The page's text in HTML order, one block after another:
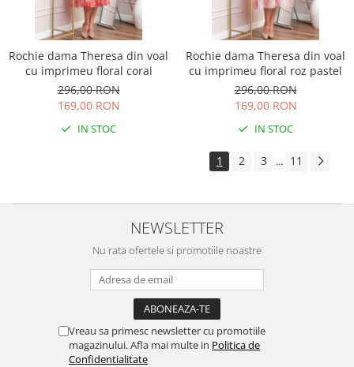
Rochie dama Theresa din voal
cu imprimeu floral corai
296,00 RON
169,00 RON
IN STOC
Rochie dama Theresa din voal
cu imprimeu floral roz pastel
296,00 RON
169,00 RON
IN STOC
1 2 3 ... 11
NEWSLETTER
Nu rata ofertele si promotiile noastre
Vreau sa primesc newsletter cu promotiile
magazinului. Afla mai multe in Politica de
Confidentialitate